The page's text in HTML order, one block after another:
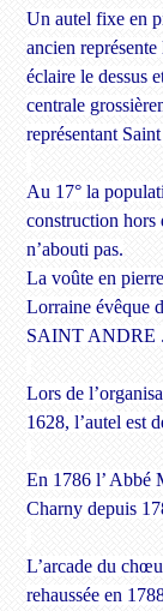
Un autel fixe en
ancien
éclaire le dessus
centrale
représentant
Au 17° la
construction
n’abouti pas.
La voûte en
Lorraine évêque
SAINT ANDRE .
Lors de
1628, l’autel est
En 1786 l’ Abbé
Charny depuis
L’arcade du
rehaussée en